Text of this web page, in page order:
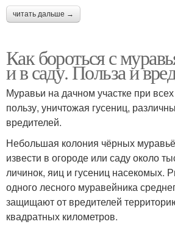
читать дальше →
Как бороться с
и в саду. Польза и
Муравьи на дачном участке при
пользу, уничтожая гусениц,
вредителей.
Небольшая колония чёрных
извести в огороде или саду около
личинок, яиц и гусениц насекомых.
одного лесного муравейника
защищают от вредителей
квадратных километров.